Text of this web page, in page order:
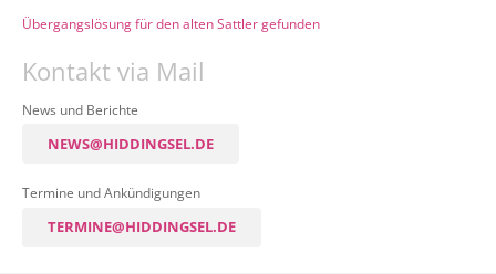
Übergangslösung für den alten Sattler gefunden
Kontakt via Mail
News und Berichte
NEWS@HIDDINGSEL.DE
Termine und Ankündigungen
TERMINE@HIDDINGSEL.DE